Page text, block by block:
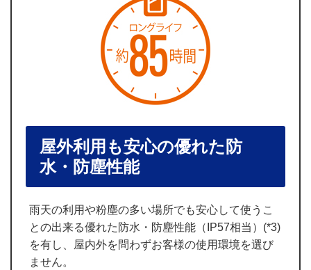
屋外利用も安心の優れた防
水・防塵性能
雨天の利用や粉塵の多い場所でも安心して使うこ
との出来る優れた防水・防塵性能（IP57相当）(*3)
を有し、屋内外を問わずお客様の使用環境を選び
ません。